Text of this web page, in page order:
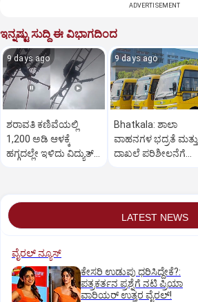
ADVERTISEMENT
ಇನ್ನಷ್ಟು ಸುದ್ದಿ ಈ ವಿಭಾಗದಿಂದ
9 days ago
ಶರಾವತಿ ಕಣಿವೆಯಲ್ಲಿ
1,200 ಅಡಿ ಆಳಕ್ಕೆ
ಹಗ್ಗದಲ್ಲೇ ಇಳಿದು ವಿದ್ಯುತ್‌
9 days ago
Bhatkala: ಶಾಲಾ
ವಾಹನಗಳ ಭದ್ರತೆ ಮತ್ತು
ದಾಖಲೆ ಪರಿಶೀಲನೆಗೆ
LATEST NEWS
ವೈರಲ್ ನ್ಯೂಸ್
ಕೇಸರಿ ಉಡುಪು ಧರಿಸಿದ್ದೇಕೆ?:
ಪತ್ರಕರ್ತನ ಪ್ರಶ್ನೆಗೆ ನಟಿ ಪ್ರಿಯಾ
ವಾರಿಯರ್ ಉತ್ತರ ವೈರಲ್!